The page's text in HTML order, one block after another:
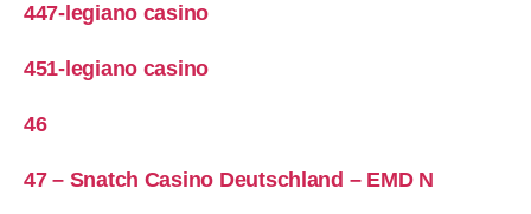
447-legiano casino
451-legiano casino
46
47 – Snatch Casino Deutschland – EMD N